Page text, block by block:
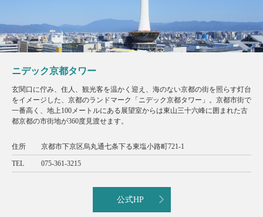
ニデック京都タワー
玄関口に佇み、住人、観光客を温かく迎え、海のない京都の街を照らす灯台
をイメージした、京都のランドマーク「ニデック京都タワー」。京都市街で
一番高く、地上100メートルにある展望室からは東山三十六峰に囲まれた古
都京都の市街地が360度見渡せます。
住所 京都市下京区烏丸通七条下る東塩小路町721-1
TEL 075-361-3215
公式HP